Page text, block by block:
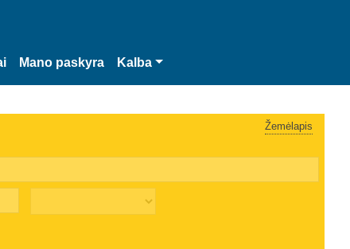
Mano paskyra Kalba
Žemėlapis